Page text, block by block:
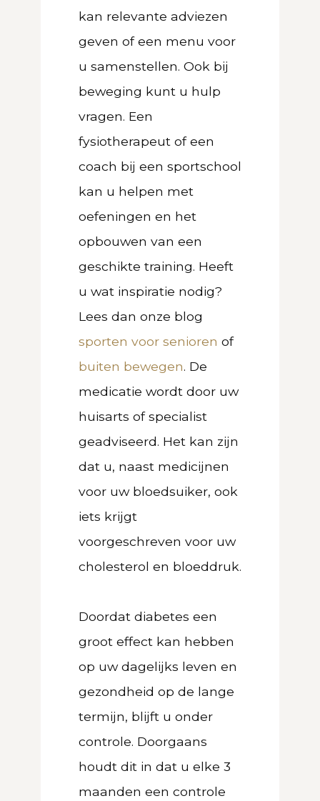
kan relevante adviezen
geven of een menu voor
u samenstellen. Ook bij
beweging kunt u hulp
vragen. Een
fysiotherapeut of een
coach bij een sportschool
kan u helpen met
oefeningen en het
opbouwen van een
geschikte training. Heeft
u wat inspiratie nodig?
Lees dan onze blog
sporten voor senioren of
buiten bewegen. De
medicatie wordt door uw
huisarts of specialist
geadviseerd. Het kan zijn
dat u, naast medicijnen
voor uw bloedsuiker, ook
iets krijgt
voorgeschreven voor uw
cholesterol en bloeddruk.
Doordat diabetes een
groot effect kan hebben
op uw dagelijks leven en
gezondheid op de lange
termijn, blijft u onder
controle. Doorgaans
houdt dit in dat u elke 3
maanden een controle